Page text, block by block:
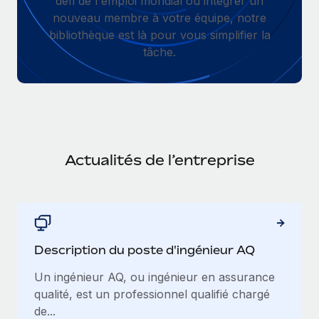
Gestion des freelances
Intégrez et gérez vos freelances partout dans le monde
PEO
Sous-traitez les opérations complexes liées à l’emploi
Intégrez vos RH aux flux de travail en toute simplicité
Connectez n'importe quel outil d’IA à Remote grâce à
Intégrations
Rationalisez vos processus avec des outils essentiels
Comparer Remote
Examinez notre service par rapport aux autres
CROISSANCE
Entreprises intermédiaires
TRAVAILLONS ENSEMBLE
pays
Calculateur de paiement des freelances
Découvrez les devises disponibles et les vitesses de
paiement pour vos freelances internationaux
Webinaires
Nederlands
Français
日本語
中文（简体）
Connexion
nouveau membre à votre équipe, notre
bibliothèque est là pour vous simplifier la
tâche.
Actualités de l’entreprise
Description du poste d'ingénieur AQ
Un ingénieur AQ, ou ingénieur en assurance
qualité, est un professionnel qualifié chargé
de...